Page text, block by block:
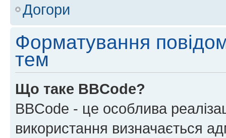
Догори
Форматування
тем
Що таке BBCode?
BBCode - це особлива
використання визначається